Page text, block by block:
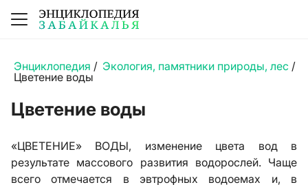
Энциклопедия / Экология, памятники природы, лес /
Цветение воды
Цветение воды
«ЦВЕТЕНИЕ» ВОДЫ, изменение цвета вод в
результате массового развития водорослей. Чаще
всего отмечается в эвтрофных водоемах и, в